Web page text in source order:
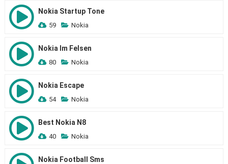
Nokia Startup Tone
59 Nokia
Nokia Im Felsen
80 Nokia
Nokia Escape
54 Nokia
Best Nokia N8
40 Nokia
Nokia Football Sms